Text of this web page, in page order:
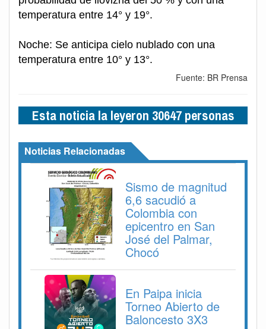
temperatura entre 14° y 19°.
Noche: Se anticipa cielo nublado con una
temperatura entre 10° y 13°.
Fuente: BR Prensa
Esta noticia la leyeron 30647 personas
Noticias Relacionadas
Sismo de magnitud
6,6 sacudió a
Colombia con
epicentro en San
José del Palmar,
Chocó
En Paipa inicia
Torneo Abierto de
Baloncesto 3X3